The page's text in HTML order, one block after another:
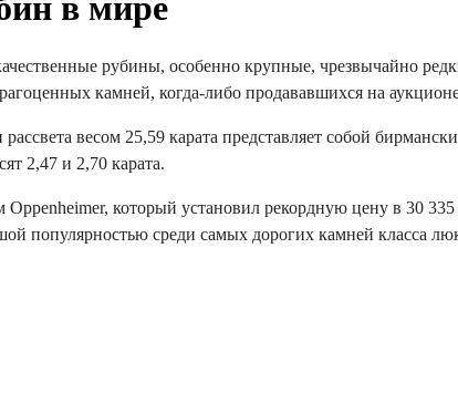
в мире
рубины, особенно крупные, чрезвычайно
камней, когда-либо продававшихся на
весом 25,59 карата представляет собой
2,47 и 2,70 карата.
Oppenheimer, который установил рекордную цену в 30
популярностью среди самых дорогих камней класса